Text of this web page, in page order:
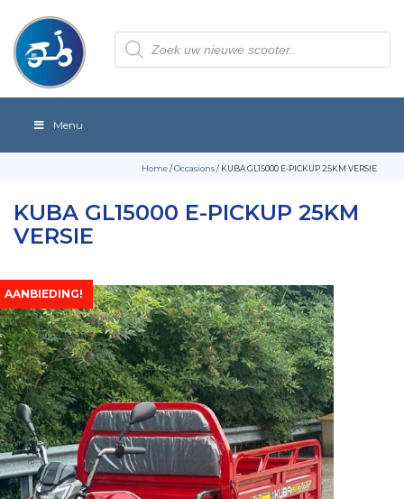
Producten
zoeken
Menu
Home/Occasions/ KUBA GL15000 E-PICKUP 25KM VERSIE
KUBA GL15000 E-PICKUP 25KM
VERSIE
AANBIEDING!